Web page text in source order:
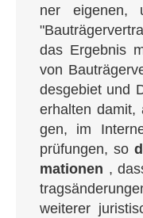
ner eige­nen,
das Ergeb­nis
von
des­ge­biet und
erhal­ten
gen, im
prü­fun­gen, so
ma­tio­nen ,
wei­te­rer